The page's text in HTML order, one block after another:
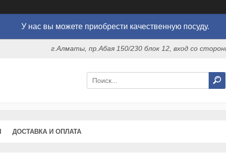
У нас вы можете приобрести качественную посуду.
г.Алматы, пр.Абая 150/230 блок 12, вход со
ДОСТАВКА И ОПЛАТА